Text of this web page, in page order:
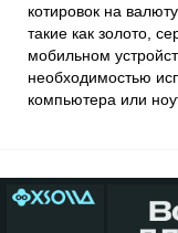
котировок на валюту
такие как золото
мобильном
необходимостью
компьютера или